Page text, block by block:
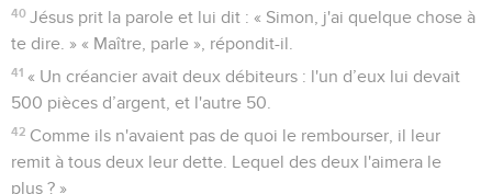
40 Jésus prit la parole et lui dit : « Simon, j'ai quelque chose à
te dire. » « Maître, parle », répondit-il.
41 « Un créancier avait deux débiteurs : l'un d’eux lui devait
500 pièces d’argent, et l'autre 50.
42 Comme ils n'avaient pas de quoi le rembourser, il leur
remit à tous deux leur dette. Lequel des deux l'aimera le
plus ? »